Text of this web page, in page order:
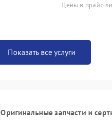
Цены в прайс-
Показать все услуги
Оригинальные запчасти и